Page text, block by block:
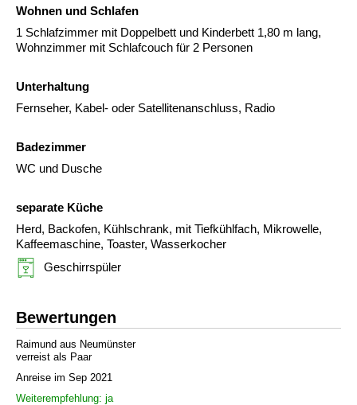
Wohnen und Schlafen
1 Schlafzimmer mit Doppelbett und Kinderbett 1,80 m lang,
Wohnzimmer mit Schlafcouch für 2 Personen
Unterhaltung
Fernseher, Kabel- oder Satellitenanschluss, Radio
Badezimmer
WC und Dusche
separate Küche
Herd, Backofen, Kühlschrank, mit Tiefkühlfach, Mikrowelle,
Kaffeemaschine, Toaster, Wasserkocher
Geschirrspüler
Bewertungen
Raimund aus Neumünster
verreist als Paar
Anreise im Sep 2021
Weiterempfehlung: ja